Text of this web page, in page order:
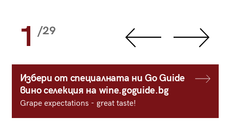
1 /29
Избери от специалната ни Go Guide
вино селекция на wine.goguide.bg
Grape expectations - great taste!